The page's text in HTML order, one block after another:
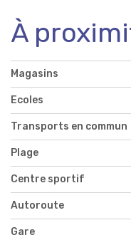
À
Magasins
Ecoles
Transports en commun
Plage
Centre sportif
Autoroute
Gare